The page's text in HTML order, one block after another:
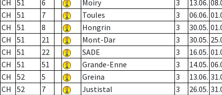
CH 51 6 Moiry 3 13.06.
CH
51 7 Toules 3 06.06.
CH
51 8 Hongrin 3 30.05.
CH
51 21 Mont-Dar 3 30.05.
CH
51 22 SADE 3 16.05.
CH
51 51 Grande-Enne 3 14.05.
CH
52 5 Greina 3 13.06.
CH
52 7 Justistal 3 26.05.